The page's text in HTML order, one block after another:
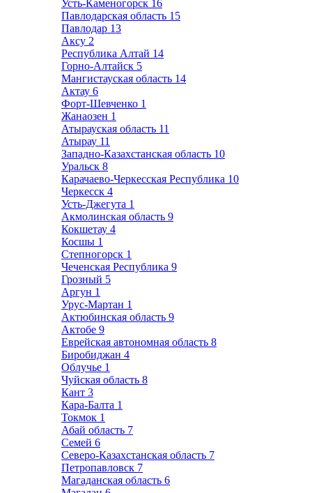
Усть-Каменогорск 16
Павлодарская область 15
Павлодар 13
Аксу 2
Республика Алтай 14
Горно-Алтайск 5
Мангистауская область 14
Актау 6
Форт-Шевченко 1
Жанаозен 1
Атырауская область 11
Атырау 11
Западно-Казахстанская область 10
Уральск 8
Карачаево-Черкесская Республика 10
Черкесск 4
Усть-Джегута 1
Акмолинская область 9
Кокшетау 4
Косшы 1
Степногорск 1
Чеченская Республика 9
Грозный 5
Аргун 1
Урус-Мартан 1
Актюбинская область 9
Актобе 9
Еврейская автономная область 8
Биробиджан 4
Облучье 1
Чуйская область 8
Кант 3
Кара-Балта 1
Токмок 1
Абай область 7
Семей 6
Северо-Казахстанская область 7
Петропавловск 7
Магаданская область 6